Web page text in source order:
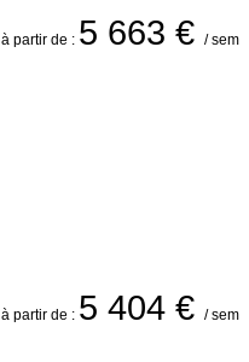
à partir de : 5 663 € / sem
à partir de : 5 404 € / sem